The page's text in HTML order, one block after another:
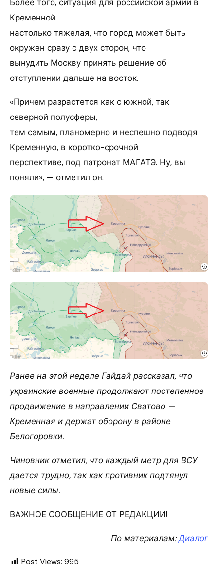
Более того, ситуация для российской армии в
Кременной
настолько тяжелая, что город может быть
окружен сразу с двух сторон, что
вынудить Москву принять решение об
отступлении дальше на восток.
«Причем разрастется как с южной, так
северной полусферы,
тем самым, планомерно и неспешно подводя
Кременную, в коротко-срочной
перспективе, под патронат МАГАТЭ. Ну, вы
поняли», — отметил он.
Ранее на этой неделе Гайдай рассказал, что
украинские военные продолжают постепенное
продвижение в направлении Сватово —
Кременная и держат оборону в районе
Белогоровки.
Чиновник отметил, что каждый метр для ВСУ
дается трудно, так как противник подтянул
новые силы.
ВАЖНОЕ СООБЩЕНИЕ ОТ РЕДАКЦИИ!
По материалам:Диалог
Post Views: 995